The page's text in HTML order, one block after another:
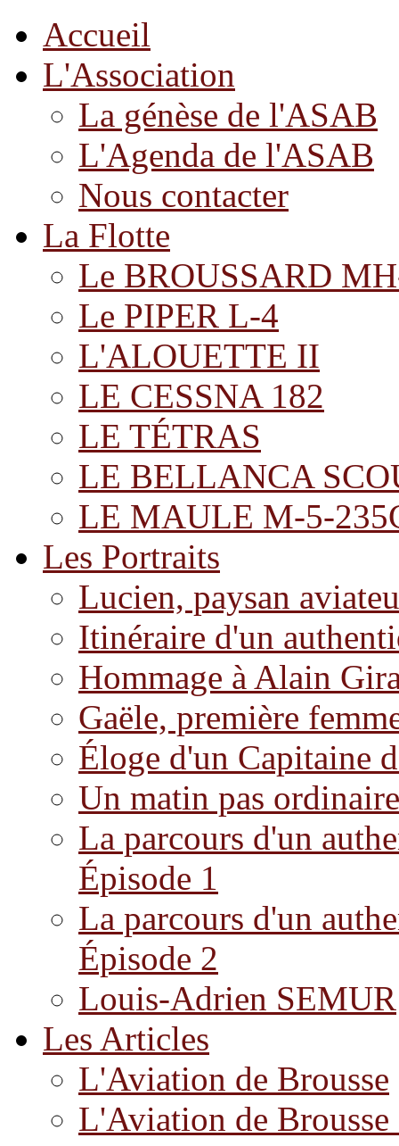
Accueil
L'Association
La génèse de l'ASAB
L'Agenda de l'ASAB
Nous contacter
La Flotte
Le BROUSSARD
Le PIPER L-4
L'ALOUETTE II
LE CESSNA 182
LE TÉTRAS
LE BELLANCA
LE MAULE M-5-
Les Portraits
Lucien, paysan
Itinéraire d'un
Hommage à Alain
Gaële, première
Éloge d'un Capitaine
Un matin pas ordinaire
La parcours d'un
Épisode 1
La parcours d'un
Épisode 2
Louis-Adrien SEMUR
Les Articles
L'Aviation de Brousse
L'Aviation de